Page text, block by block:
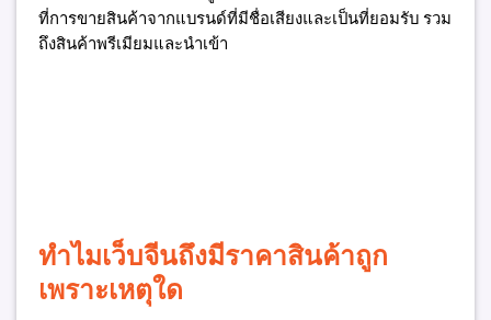
ที่การขายสินค้าจากแบรนด์ที่มีชื่อเสียงและเป็นที่ยอมรับ รวม
ถึงสินค้าพรีเมียมและนำเข้า
ทำไมเว็บจีนถึงมีราคาสินค้าถูก
เพราะเหตุใด